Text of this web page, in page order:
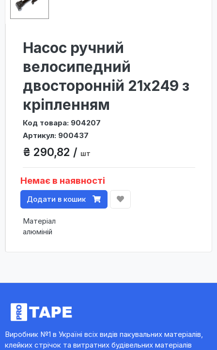
Насос ручний
велосипедний
двосторонній 21х249 з
кріпленням
Код товара: 904207
Артикул: 900437
₴ 290,82 / шт
Немає в наявності
Додати в кошик
Матеріал
алюміній
Виробник №1 в Україні всіх видів пакувальних матеріалів,
клейких стрічок та витратних будівельних матеріалів